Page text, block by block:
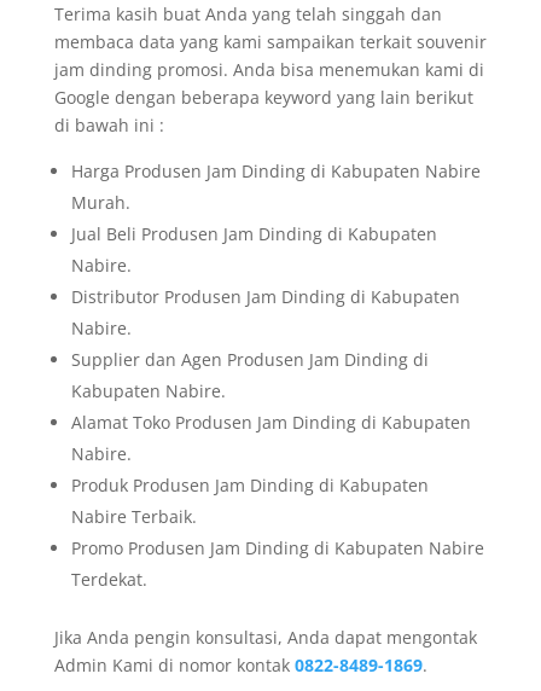
Terima kasih buat Anda yang telah singgah dan
membaca data yang kami sampaikan terkait souvenir
jam dinding promosi. Anda bisa menemukan kami di
Google dengan beberapa keyword yang lain berikut
di bawah ini :
Harga Produsen Jam Dinding di Kabupaten Nabire
Murah.
Jual Beli Produsen Jam Dinding di Kabupaten
Nabire.
Distributor Produsen Jam Dinding di Kabupaten
Nabire.
Supplier dan Agen Produsen Jam Dinding di
Kabupaten Nabire.
Alamat Toko Produsen Jam Dinding di Kabupaten
Nabire.
Produk Produsen Jam Dinding di Kabupaten
Nabire Terbaik.
Promo Produsen Jam Dinding di Kabupaten Nabire
Terdekat.
Jika Anda pengin konsultasi, Anda dapat mengontak
Admin Kami di nomor kontak 0822-8489-1869.